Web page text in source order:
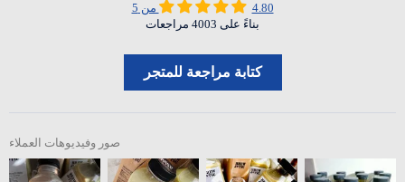
4.80 من 5
بناءً على 4003 مراجعات
كتابة مراجعة للمتجر
صور وفيديوهات العملاء